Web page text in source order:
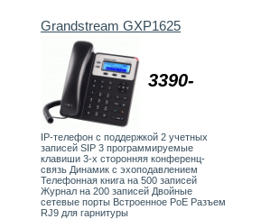
3390-
Grandstream GXP1625
IP-телефон c поддержкой 2 учетных
записей SIP 3 программируемые
клавиши 3-х сторонняя конференц-
связь Динамик с эхоподавлением
Телефонная книга на 500 записей
Журнал на 200 записей Двойные
сетевые порты Встроенное PoE Разъем
RJ9 для гарнитуры